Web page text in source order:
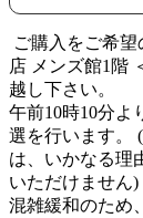
ご購入をご希
店 メンズ館1階
越し下さい。
午前10時10分よ
選を行います。
は、いかなる理
いただけません)
混雑緩和のため